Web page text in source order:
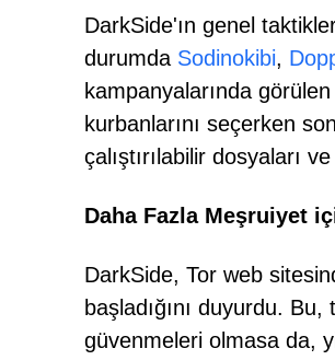
DarkSide'ın genel
durumda Sodinokibi,
kampanyalarında
kurbanlarını seçerken
çalıştırılabilir dosyaları
Daha Fazla Meşruiyet
DarkSide, Tor web
başladığını duyurdu.
güvenmeleri olmasa da,